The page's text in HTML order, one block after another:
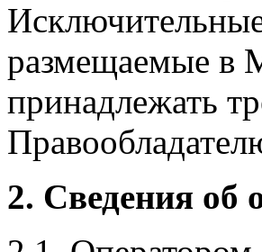
размещаемые в
принадлежать
2. Сведения об